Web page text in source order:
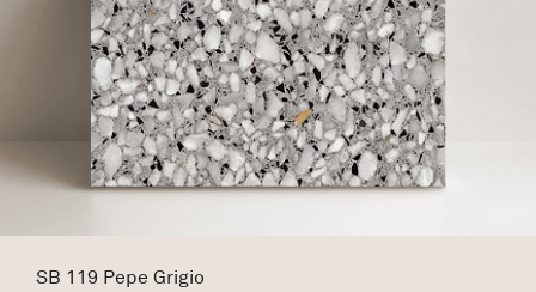
SB 119 Pepe Grigio